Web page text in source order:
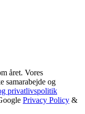
året. Vores
samarabejde og
privatlivspolitik
Privacy Policy &